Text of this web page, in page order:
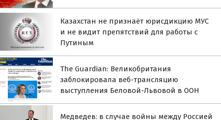
Казахстан не признаёт юрисдикцию МУС
и не видит препятствий для работы с
Путиным
The Guardian: Великобритания
заблокировала веб-трансляцию
выступления Беловой-Львовой в ООН
Медведев: в случае войны между Россией